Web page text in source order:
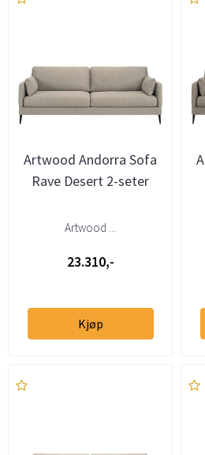
Artwood Andorra Sofa
Rave Desert 2-seter
Artwood ...
23.310,-
Kjøp